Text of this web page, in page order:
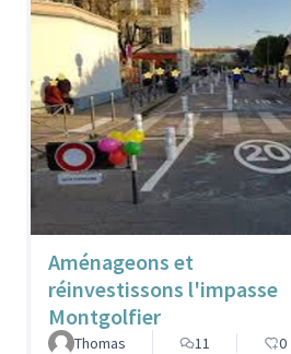
Aménageons et
réinvestissons l'impasse
Montgolfier
Thomas 11 0